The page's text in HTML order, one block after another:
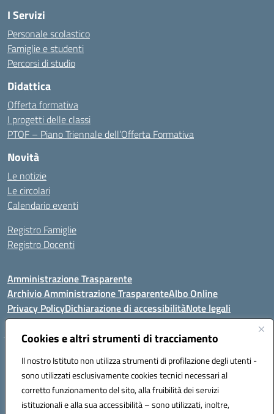
Cookies e altri strumenti di tracciamento
Il nostro Istituto non utilizza strumenti di profilazione degli utenti -
sono utilizzati esclusivamente cookies tecnici necessari al
corretto funzionamento del sito, alla fruibilità dei servizi
istituzionali e alla sua accessibilità – sono utilizzati, inoltre,
I Servizi
Personale scolastico
Famiglie e studenti
Percorsi di studio
Didattica
Offerta formativa
I progetti delle classi
PTOF – Piano Triennale dell’Offerta Formativa
Novità
Le notizie
Le circolari
Calendario eventi
Registro Famiglie
Registro Docenti
Amministrazione Trasparente
Archivio Amministrazione TrasparenteAlbo Online
Privacy PolicyDichiarazione di accessibilitàNote legali
Istituto Comprensivo Statale
8° G. FALCONE – R. SCAUDA"
Via Cupa Campanariello, 5 - 80059, Torre del Greco (NA)
Tel. +39 0818834377 - Fax +39 0818834377 - Cod.Fisc. 95170530638
Email: naic8df00a@istruzione.it - PEC: naic8df00a@pec.istruzione.it